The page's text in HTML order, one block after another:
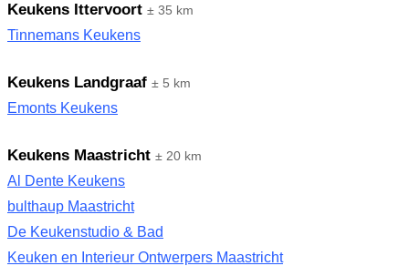
Keukens Ittervoort ± 35 km
Tinnemans Keukens
Keukens Landgraaf ± 5 km
Emonts Keukens
Keukens Maastricht ± 20 km
Al Dente Keukens
bulthaup Maastricht
De Keukenstudio & Bad
Keuken en Interieur Ontwerpers Maastricht